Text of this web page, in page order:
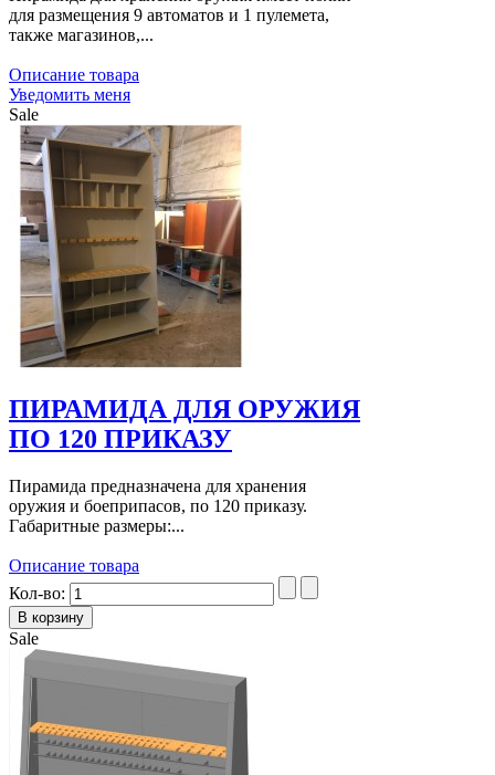
для размещения 9 автоматов и 1 пулемета,
также магазинов,...
Описание товара
Уведомить меня
Sale
ПИРАМИДА ДЛЯ ОРУЖИЯ
ПО 120 ПРИКАЗУ
Пирамида предназначена для хранения
оружия и боеприпасов, по 120 приказу.
Габаритные размеры:...
Описание товара
Кол-во:
Sale